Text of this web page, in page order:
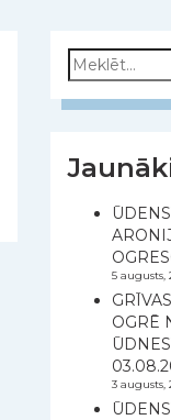
Meklēt
5 augusts,
OGRĒ
3 augusts,